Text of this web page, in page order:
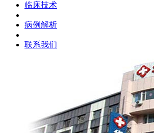
临床技术
病例解析
联系我们